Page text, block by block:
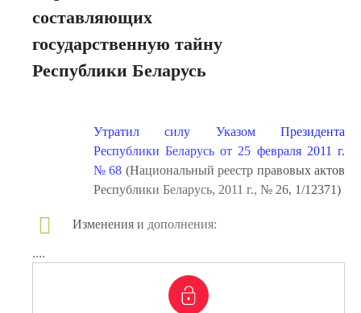
составляющих
государственную тайну
Республики Беларусь
Утратил силу Указом Президента
Республики Беларусь от 25 февраля 2011 г.
№ 68 (Национальный реестр правовых актов
Республики Беларусь, 2011 г., № 26, 1/12371)
Изменения и дополнения:
....